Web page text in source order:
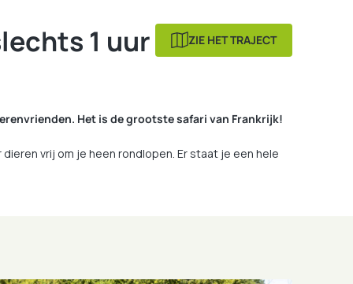
1 uur ZIE HET TRAJECT
Het is de grootste safari van Frankrijk!
vrij om je heen rondlopen. Er staat je een hele